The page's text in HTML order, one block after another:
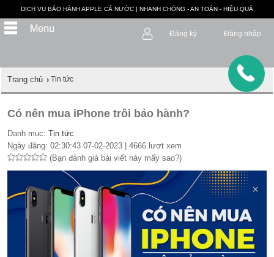
DỊCH VỤ BẢO HÀNH APPLE CẢ NƯỚC | NHANH CHÓNG - AN TOÀN - HIỆU QUẢ
Đăng nhập
Đăng ký
Trang chủ › Tin tức
Có nên mua iPhone trôi bảo hành?
Danh mục:Tin tức
Ngày đăng: 02:30:43 07-02-2023 | 4666 lượt xem
(Bạn đánh giá bài viết này mấy sao?)